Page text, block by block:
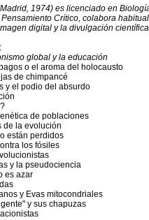
1974) es licenciado en
Crítico, colabora
digital y la divulgación
global y la educación
o el aroma del holocausto
de chimpancé
y el podio del absurdo
de poblaciones
de la evolución
están perdidos
los fósiles
y la pseudociencia
es azar
y Evas mitocondriales
y sus chapuzas